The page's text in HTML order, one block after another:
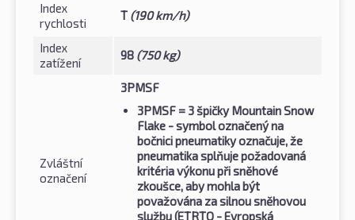
Index
rychlosti
T (190 km/h)
Index
zatížení
98 (750 kg)
Zvláštní
označení
3PMSF
3PMSF = 3 špičky Mountain Snow
Flake - symbol označený na
bočnici pneumatiky označuje, že
pneumatika splňuje požadovaná
kritéria výkonu při sněhové
zkoušce, aby mohla být
považována za silnou sněhovou
službu (ETRTO - Evropská